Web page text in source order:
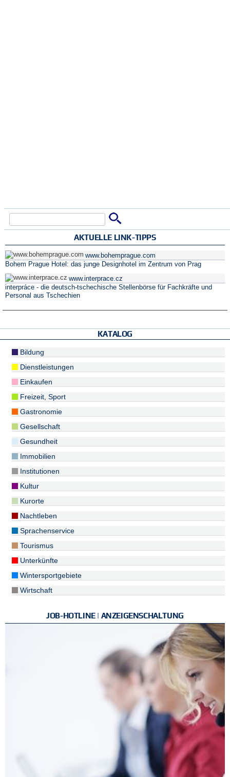
AKTUELLE LINK-TIPPS
www.bohemprague.com
Bohem Prague Hotel: das junge Designhotel im Zentrum von Prag
www.interprace.cz
interpráce - die deutsch-tschechische Stellenbörse für Fachkräfte und
Personal aus Tschechien
KATALOG
Bildung
Dienstleistungen
Einkaufen
Freizeit, Sport
Gastronomie
Gesellschaft
Gesundheit
Immobilien
Institutionen
Kultur
Kurorte
Nachtleben
Sprachenservice
Tourismus
Unterkünfte
Wintersportgebiete
Wirtschaft
JOB-HOTLINE | ANZEIGENSCHALTUNG